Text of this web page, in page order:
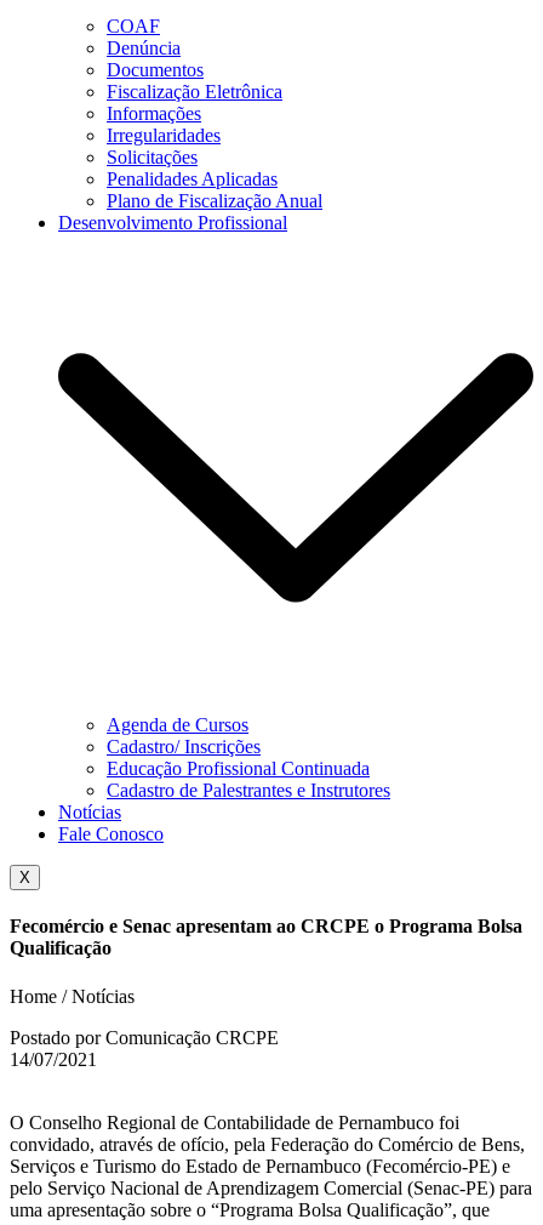
COAF
Denúncia
Documentos
Fiscalização Eletrônica
Informações
Irregularidades
Solicitações
Penalidades Aplicadas
Plano de Fiscalização Anual
Desenvolvimento Profissional
Agenda de Cursos
Cadastro/ Inscrições
Educação Profissional Continuada
Cadastro de Palestrantes e Instrutores
Notícias
Fale Conosco
X
Fecomércio e Senac apresentam ao CRCPE o Programa Bolsa
Qualificação
Home / Notícias
Postado por Comunicação CRCPE
14/07/2021
O Conselho Regional de Contabilidade de Pernambuco foi
convidado, através de ofício, pela Federação do Comércio de Bens,
Serviços e Turismo do Estado de Pernambuco (Fecomércio-PE) e
pelo Serviço Nacional de Aprendizagem Comercial (Senac-PE) para
uma apresentação sobre o “Programa Bolsa Qualificação”, que